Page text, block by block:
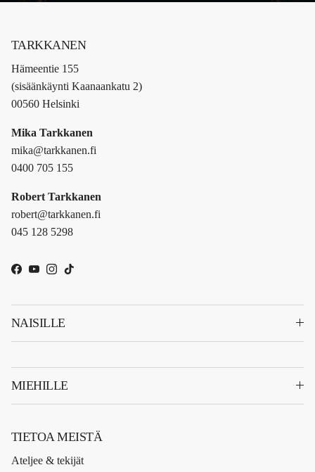
TARKKANEN
Hämeentie 155
(sisäänkäynti Kaanaankatu 2)
00560 Helsinki
Mika Tarkkanen
mika@tarkkanen.fi
0400 705 155
Robert Tarkkanen
robert@tarkkanen.fi
045 128 5298
Facebook
YouTube
Instagram
TikTok
NAISILLE
MIEHILLE
TIETOA MEISTÄ
Ateljee & tekijät